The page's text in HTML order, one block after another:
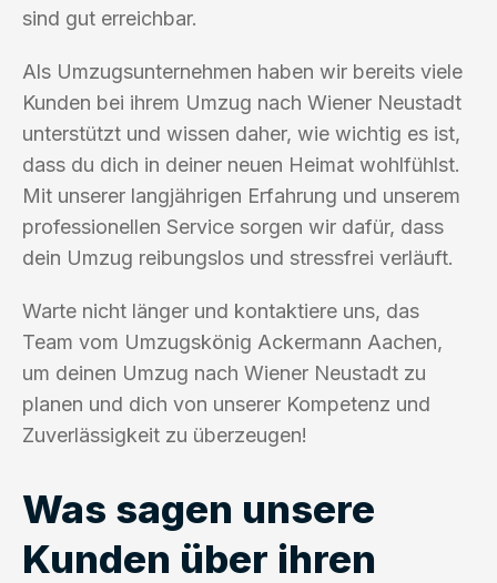
sind gut erreichbar.
Als Umzugsunternehmen haben wir bereits viele
Kunden bei ihrem Umzug nach Wiener Neustadt
unterstützt und wissen daher, wie wichtig es ist,
dass du dich in deiner neuen Heimat wohlfühlst.
Mit unserer langjährigen Erfahrung und unserem
professionellen Service sorgen wir dafür, dass
dein Umzug reibungslos und stressfrei verläuft.
Warte nicht länger und kontaktiere uns, das
Team vom Umzugskönig Ackermann Aachen,
um deinen Umzug nach Wiener Neustadt zu
planen und dich von unserer Kompetenz und
Zuverlässigkeit zu überzeugen!
Was sagen unsere
Kunden über ihren